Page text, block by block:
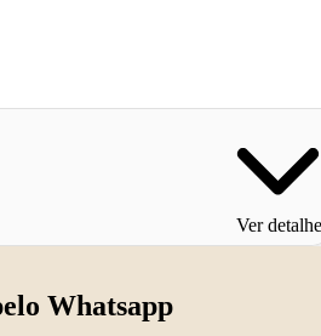
Ver
Whatsapp